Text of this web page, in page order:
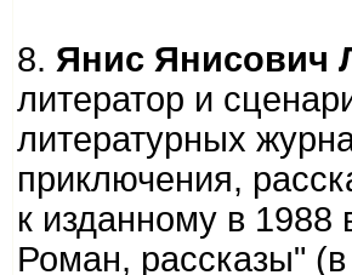
8. Янис Янисович
литератор и
литературных
приключения,
к изданному в 1988
Роман, рассказы"